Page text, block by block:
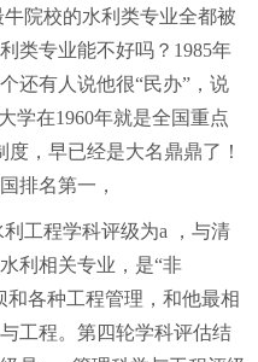
院校的水利类专业全都被
类专业能不好吗？1985年
还有人说他很“民办”，说
学在1960年就是全国重点
，早已经是大名鼎鼎了！
排名第一，
工程学科评级为a ，与清
利相关专业，是“非
和各种工程管理，和他最相
工程。第四轮学科评估结